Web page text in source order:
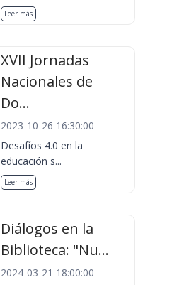
Leer más
XVII Jornadas
Nacionales de
Do...
2023-10-26 16:30:00
Desafíos 4.0 en la
educación s...
Leer más
Diálogos en la
Biblioteca: "Nu...
2024-03-21 18:00:00